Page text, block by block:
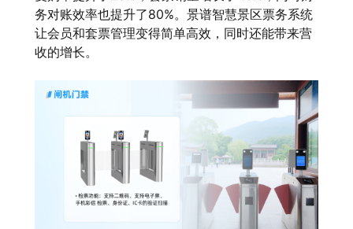
务对账效率也提升了80%。景谱智慧景区票务系统
让会员和套票管理变得简单高效，同时还能带来营
收的增长。